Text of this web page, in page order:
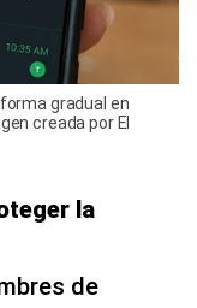
gradual en
creada por El
la
de